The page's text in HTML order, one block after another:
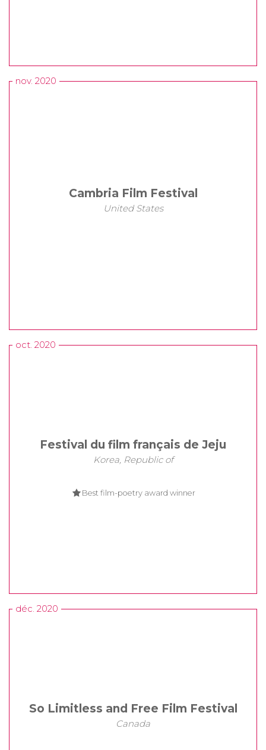
nov. 2020
Cambria Film Festival
United States
oct. 2020
Festival du film français de Jeju
Korea, Republic of
Best film-poetry award winner
déc. 2020
So Limitless and Free Film Festival
Canada